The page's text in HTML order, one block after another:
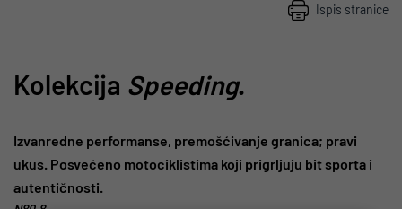
Ispis stranice
Kolekcija Speeding.
Izvanredne performanse, premošćivanje granica; pravi
ukus. Posvećeno motociklistima koji prigrljuju bit sporta i
autentičnosti.